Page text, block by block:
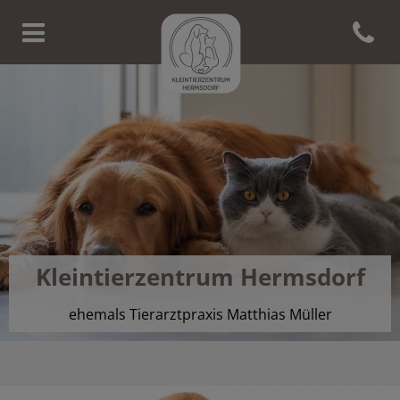
Homepage Tierarzt
Open
Kleintierzentrum Hermsdorf
ehemals Tierarztpraxis Matthias Müller